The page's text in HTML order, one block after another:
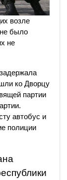
возле
было
не
ко Дворцу
партии
автобус и
полиции